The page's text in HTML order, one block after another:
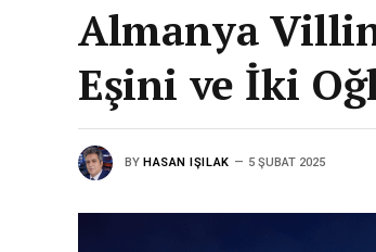
Almanya
Eşini ve İki
BY HASAN IŞILAK 5 ŞUBAT 2025